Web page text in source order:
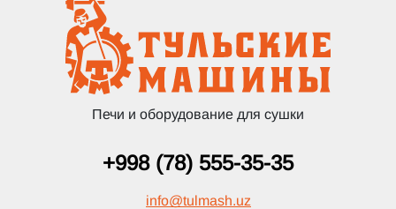
Печи и оборудование для сушки
+998 (78) 555-35-35
info@tulmash.uz